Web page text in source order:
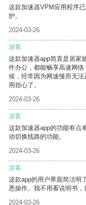
这款加速器VPM应用程序
护。
2024-03-26
游客
这款加速器app简直是居家
作办公，都能畅享高速网
候，经常因为网速慢而无
用担心了。
2024-03-26
游客
这款加速器app的功能有点
动切换线路的功能。
2024-03-26
游客
这款app的用户界面简洁明
悉操作。我不用看说明书，
2024-03-26